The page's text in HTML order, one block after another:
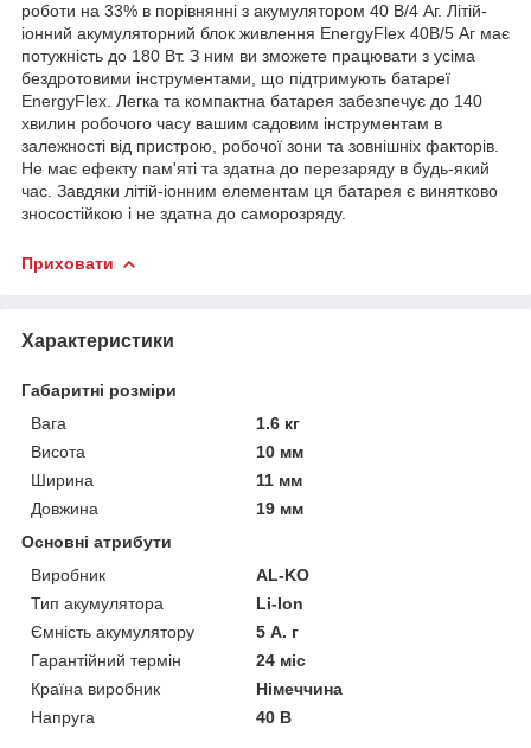
роботи на 33% в порівнянні з акумулятором 40 В/4 Аг. Літій-
іонний акумуляторний блок живлення EnergyFlex 40В/5 Aг має
потужність до 180 Вт. З ним ви зможете працювати з усіма
бездротовими інструментами, що підтримують батареї
EnergyFlex. Легка та компактна батарея забезпечує до 140
хвилин робочого часу вашим садовим інструментам в
залежності від пристрою, робочої зони та зовнішніх факторів.
Не має ефекту пам'яті та здатна до перезаряду в будь-який
час. Завдяки літій-іонним елементам ця батарея є винятково
зносостійкою і не здатна до саморозряду.
Приховати
Характеристики
Габаритні розміри
Вага
1.6 кг
Висота
10 мм
Ширина
11 мм
Довжина
19 мм
Основні атрибути
Виробник
AL-KO
Тип акумулятора
Li-Ion
Ємність акумулятору
5 А. г
Гарантійний термін
24 міс
Країна виробник
Німеччина
Напруга
40 В